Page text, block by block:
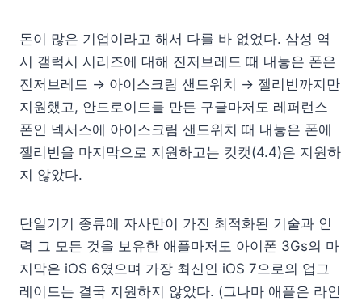
돈이 많은 기업이라고 해서 다를 바 없었다. 삼성 역
시 갤럭시 시리즈에 대해 진저브레드 때 내놓은 폰은
진저브레드 → 아이스크림 샌드위치 → 젤리빈까지만
지원했고, 안드로이드를 만든 구글마저도 레퍼런스
폰인 넥서스에 아이스크림 샌드위치 때 내놓은 폰에
젤리빈을 마지막으로 지원하고는 킷캣(4.4)은 지원하
지 않았다.
단일기기 종류에 자사만이 가진 최적화된 기술과 인
력 그 모든 것을 보유한 애플마저도 아이폰 3Gs의 마
지막은 iOS 6였으며 가장 최신인 iOS 7으로의 업그
레이드는 결국 지원하지 않았다. (그나마 애플은 라인